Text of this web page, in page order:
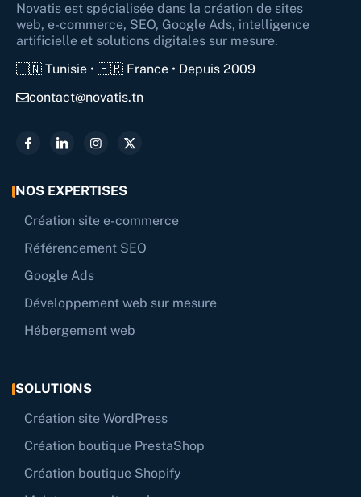
Novatis est spécialisée dans la création de sites
web, e-commerce, SEO, Google Ads, intelligence
artificielle et solutions digitales sur mesure.
🇹🇳 Tunisie • 🇫🇷 France • Depuis 2009
contact@novatis.tn
NOS EXPERTISES
Création site e-commerce
Référencement SEO
Google Ads
Développement web sur mesure
Hébergement web
SOLUTIONS
Création site WordPress
Création boutique PrestaShop
Création boutique Shopify